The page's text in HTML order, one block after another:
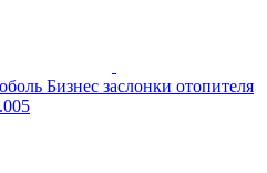
Бизнес заслонки отопителя